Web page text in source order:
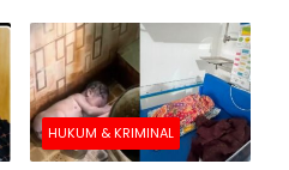
Crusher
HUKUM & KRIMINAL